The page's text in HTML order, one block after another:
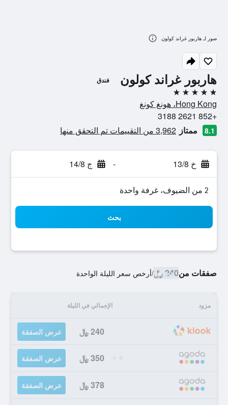
هاربور غراند كولون فندق
5 نجوم
Hong Kong، هونغ كونغ
+852 2621 3188
8.1 ممتاز 3,962 من التقييمات تم التحقق منها
خ 13/8 - ج 14/8
2 من الضيوف، غرفة واحدة
بحث
صفقات من240 ﷼ /أرخص سعر الليلة الواحدة
مزود الإجمالي في الليلة
240 ﷼ عرض الصفقة
350 ﷼ عرض الصفقة
378 ﷼ عرض الصفقة
صور لـ هاربور غراند كولون